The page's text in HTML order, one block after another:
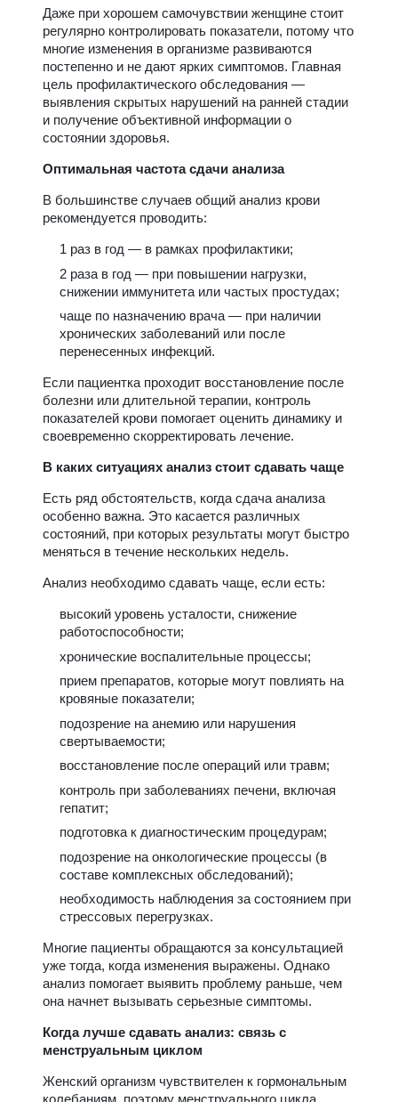
Даже при хорошем самочувствии женщине стоит
регулярно контролировать показатели, потому что
многие изменения в организме развиваются
постепенно и не дают ярких симптомов. Главная
цель профилактического обследования —
выявления скрытых нарушений на ранней стадии
и получение объективной информации о
состоянии здоровья.
Оптимальная частота сдачи анализа
В большинстве случаев общий анализ крови
рекомендуется проводить:
1 раз в год — в рамках профилактики;
2 раза в год — при повышении нагрузки,
снижении иммунитета или частых простудах;
чаще по назначению врача — при наличии
хронических заболеваний или после
перенесенных инфекций.
Если пациентка проходит восстановление после
болезни или длительной терапии, контроль
показателей крови помогает оценить динамику и
своевременно скорректировать лечение.
В каких ситуациях анализ стоит сдавать чаще
Есть ряд обстоятельств, когда сдача анализа
особенно важна. Это касается различных
состояний, при которых результаты могут быстро
меняться в течение нескольких недель.
Анализ необходимо сдавать чаще, если есть:
высокий уровень усталости, снижение
работоспособности;
хронические воспалительные процессы;
прием препаратов, которые могут повлиять на
кровяные показатели;
подозрение на анемию или нарушения
свертываемости;
восстановление после операций или травм;
контроль при заболеваниях печени, включая
гепатит;
подготовка к диагностическим процедурам;
подозрение на онкологические процессы (в
составе комплексных обследований);
необходимость наблюдения за состоянием при
стрессовых перегрузках.
Многие пациенты обращаются за консультацией
уже тогда, когда изменения выражены. Однако
анализ помогает выявить проблему раньше, чем
она начнет вызывать серьезные симптомы.
Когда лучше сдавать анализ: связь с
менструальным циклом
Женский организм чувствителен к гормональным
колебаниям, поэтому менструального цикла